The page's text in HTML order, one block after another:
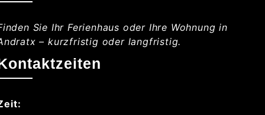
Sie Ihr Ferienhaus oder Ihre Wohnung in
– kurzfristig oder langfristig.